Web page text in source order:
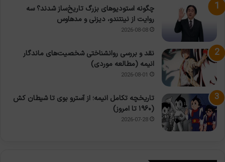
چگونه استودیوهای بزرگ تاریخ‌ساز شدند؟ سه
روایت از نینتندو، دیزنی و مدهاوس
2026-08-08
نقد و بررسی روانشناختی شخصیت‌های ماندگار
انیمه (مطالعه موردی)
2026-08-01
تاریخچه تکامل انیمه؛ از آسترو بوی تا شیطان کش
(۱۹۶۰ تا امروز)
2026-07-28